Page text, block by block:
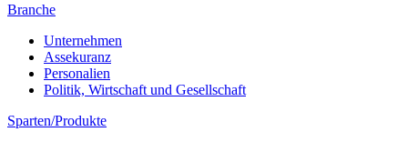
Branche
Unternehmen
Assekuranz
Personalien
Politik, Wirtschaft und Gesellschaft
Sparten/Produkte